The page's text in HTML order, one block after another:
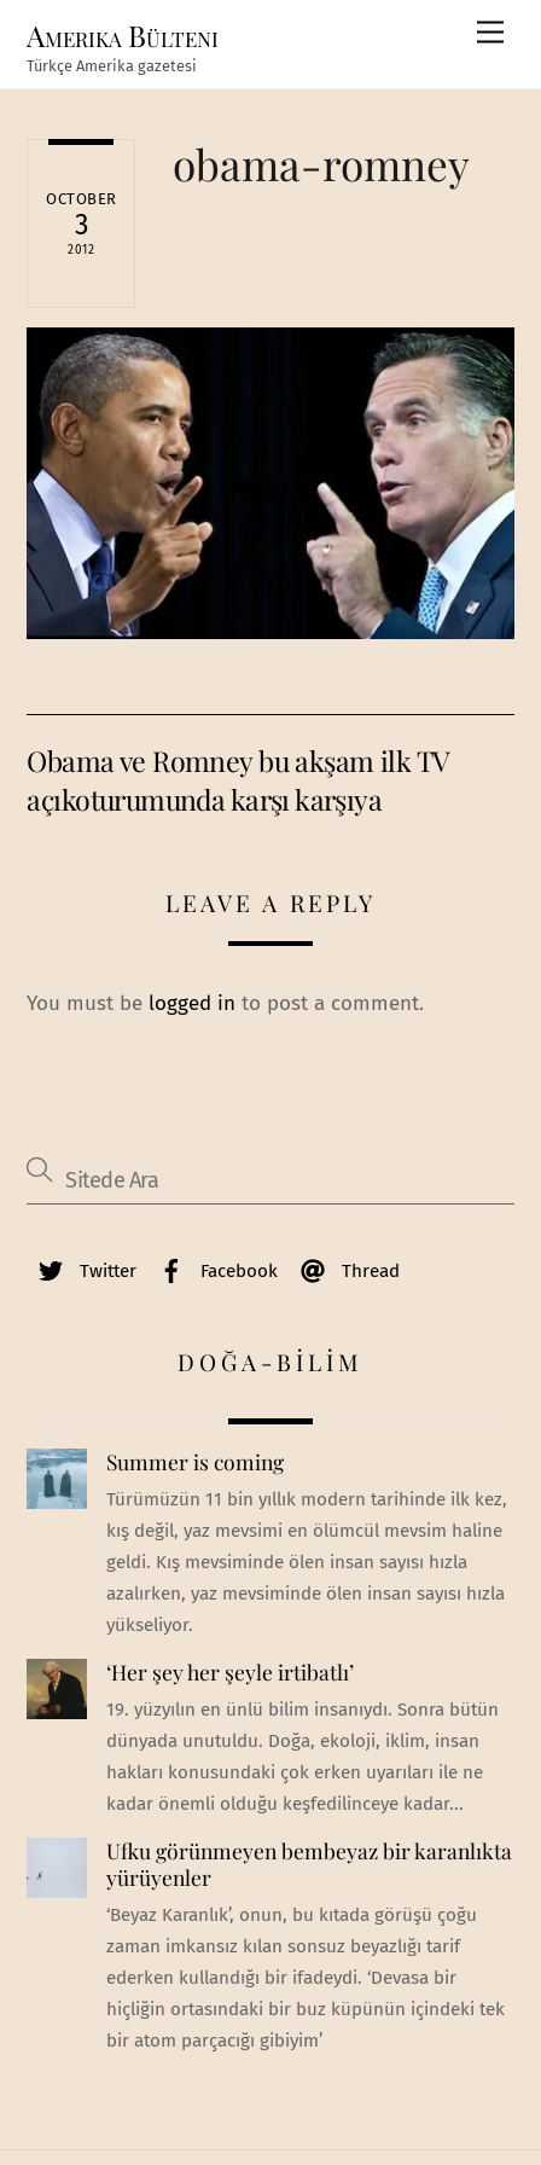
content
Amerika Bülteni
Türkçe Amerika gazetesi
OCTOBER
3
2012
obama-romney
Obama ve Romney bu akşam ilk TV
açıkoturumunda karşı karşıya
LEAVE A REPLY
You must be logged in to post a comment.
Twitter Facebook Thread
DOĞA-BİLİM
Summer is coming
Türümüzün 11 bin yıllık modern tarihinde ilk kez,
kış değil, yaz mevsimi en ölümcül mevsim haline
geldi. Kış mevsiminde ölen insan sayısı hızla
azalırken, yaz mevsiminde ölen insan sayısı hızla
yükseliyor.
‘Her şey her şeyle irtibatlı’
19. yüzyılın en ünlü bilim insanıydı. Sonra bütün
dünyada unutuldu. Doğa, ekoloji, iklim, insan
hakları konusundaki çok erken uyarıları ile ne
kadar önemli olduğu keşfedilinceye kadar...
Ufku görünmeyen bembeyaz bir karanlıkta
yürüyenler
‘Beyaz Karanlık’, onun, bu kıtada görüşü çoğu
zaman imkansız kılan sonsuz beyazlığı tarif
ederken kullandığı bir ifadeydi. ‘Devasa bir
hiçliğin ortasındaki bir buz küpünün içindeki tek
bir atom parçacığı gibiyim’